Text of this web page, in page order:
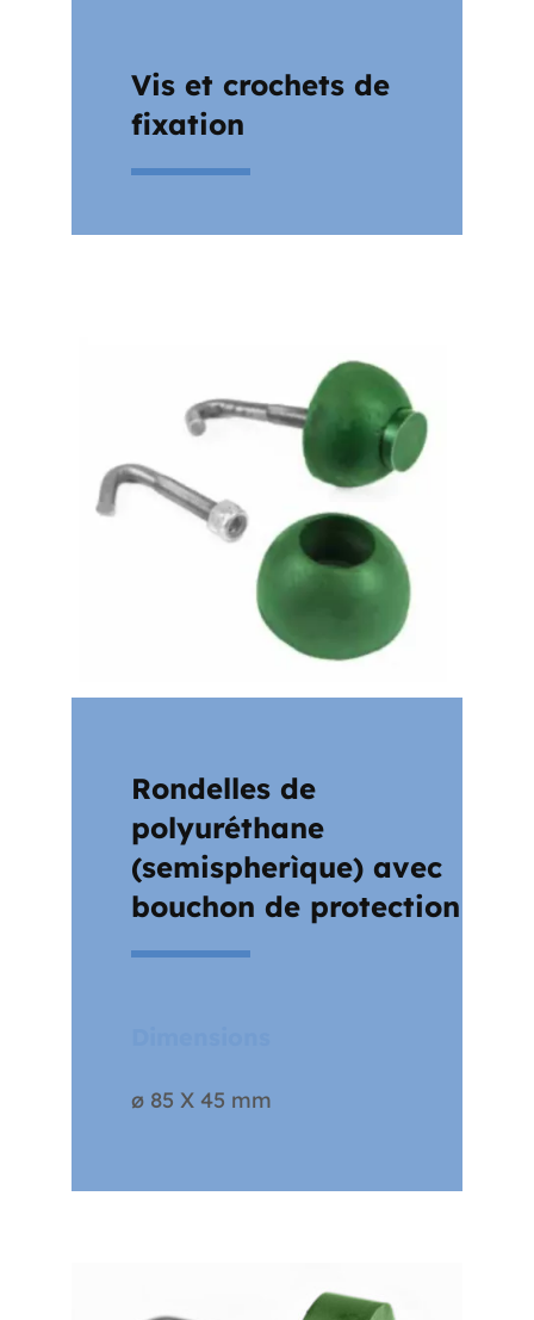
Vis et crochets de
fixation
Rondelles de
polyuréthane
(semispherìque) avec
bouchon de protection
ø 85 X 45 mm